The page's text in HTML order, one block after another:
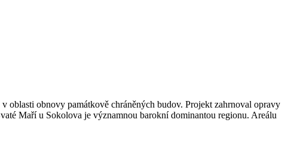
oblasti obnovy památkově chráněných budov. Projekt zahrnoval opravy
Maří u Sokolova je významnou barokní dominantou regionu. Areálu